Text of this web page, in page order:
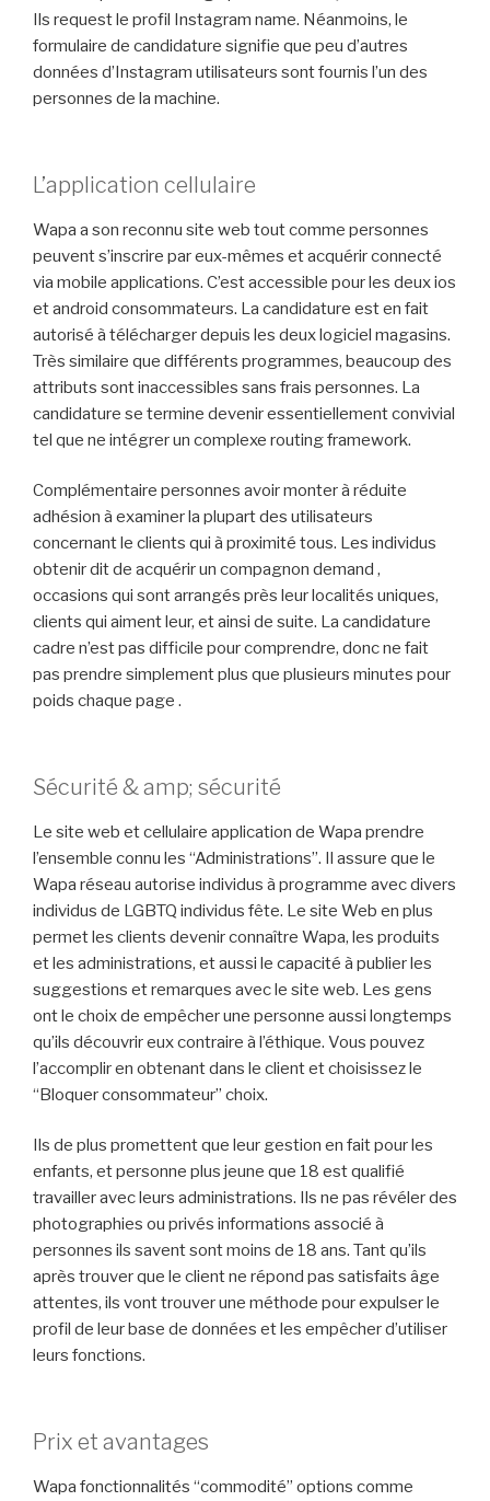
Ils request le profil Instagram name. Néanmoins, le
formulaire de candidature signifie que peu d’autres
données d’Instagram utilisateurs sont fournis l’un des
personnes de la machine.
L’application cellulaire
Wapa a son reconnu site web tout comme personnes
peuvent s’inscrire par eux-mêmes et acquérir connecté
via mobile applications. C’est accessible pour les deux ios
et android consommateurs. La candidature est en fait
autorisé à télécharger depuis les deux logiciel magasins.
Très similaire que différents programmes, beaucoup des
attributs sont inaccessibles sans frais personnes. La
candidature se termine devenir essentiellement convivial
tel que ne intégrer un complexe routing framework.
Complémentaire personnes avoir monter à réduite
adhésion à examiner la plupart des utilisateurs
concernant le clients qui à proximité tous. Les individus
obtenir dit de acquérir un compagnon demand ,
occasions qui sont arrangés près leur localités uniques,
clients qui aiment leur, et ainsi de suite. La candidature
cadre n’est pas difficile pour comprendre, donc ne fait
pas prendre simplement plus que plusieurs minutes pour
poids chaque page .
Sécurité & amp; sécurité
Le site web et cellulaire application de Wapa prendre
l’ensemble connu les “Administrations”. Il assure que le
Wapa réseau autorise individus à programme avec divers
individus de LGBTQ individus fête. Le site Web en plus
permet les clients devenir connaître Wapa, les produits
et les administrations, et aussi le capacité à publier les
suggestions et remarques avec le site web. Les gens
ont le choix de empêcher une personne aussi longtemps
qu’ils découvrir eux contraire à l’éthique. Vous pouvez
l’accomplir en obtenant dans le client et choisissez le
“Bloquer consommateur” choix.
Ils de plus promettent que leur gestion en fait pour les
enfants, et personne plus jeune que 18 est qualifié
travailler avec leurs administrations. Ils ne pas révéler des
photographies ou privés informations associé à
personnes ils savent sont moins de 18 ans. Tant qu’ils
après trouver que le client ne répond pas satisfaits âge
attentes, ils vont trouver une méthode pour expulser le
profil de leur base de données et les empêcher d’utiliser
leurs fonctions.
Prix et avantages
Wapa fonctionnalités “commodité” options comme